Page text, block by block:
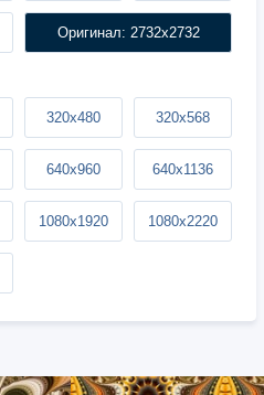
Оригинал: 2732x2732
320x480 320x568
640x960 640x1136
1080x1920 1080x2220